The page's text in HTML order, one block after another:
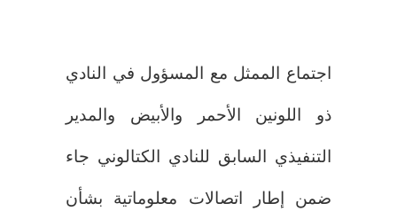
اجتماع الممثل مع المسؤول في النادي
ذو اللونين الأحمر والأبيض والمدير
التنفيذي السابق للنادي الكتالوني جاء
ضمن إطار اتصالات معلوماتية بشأن